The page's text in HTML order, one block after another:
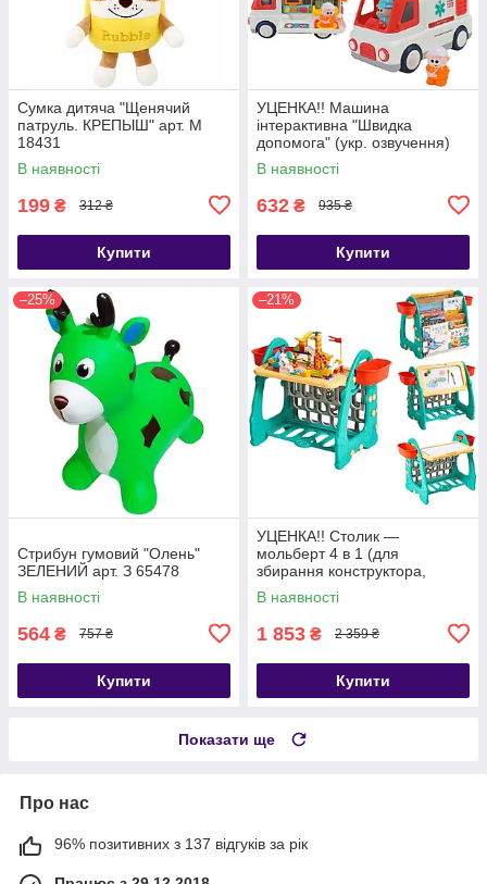
Сумка дитяча "Щенячий
патруль. КРЕПЫШ" арт. M
18431
В наявності
199 ₴ 312 ₴
Купити
УЦЕНКА!! Машина
інтерактивна "Швидка
допомога" (укр. озвучення)
арт. 46349
В наявності
632 ₴ 935 ₴
Купити
–25%
Стрибун гумовий "Олень"
ЗЕЛЕНИЙ арт. З 65478
В наявності
564 ₴ 757 ₴
Купити
–21%
УЦЕНКА!! Столик —
мольберт 4 в 1 (для
збирання конструктора,
малювання, книжкова
полиця) арт. S 075
В наявності
1 853 ₴ 2 359 ₴
Купити
Показати ще
Про нас
96% позитивних з 137 відгуків за рік